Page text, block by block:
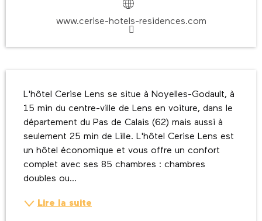
www.cerise-hotels-residences.com
L'hôtel Cerise Lens se situe à Noyelles-Godault, à
15 min du centre-ville de Lens en voiture, dans le
département du Pas de Calais (62) mais aussi à
seulement 25 min de Lille. L'hôtel Cerise Lens est
un hôtel économique et vous offre un confort
complet avec ses 85 chambres : chambres
doubles ou...
Lire la suite